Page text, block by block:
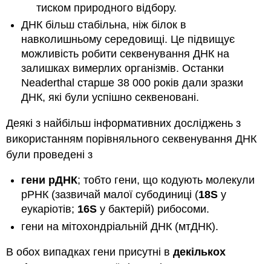
тиском природного відбору.
ДНК більш стабільна, ніж білок в
навколишньому середовищі. Це підвищує
можливість робити секвенування ДНК на
залишках вимерлих організмів. Останки
Neaderthal старше 38 000 років дали зразки
ДНК, які були успішно секвеновані.
Деякі з найбільш інформативних досліджень з
використанням порівняльного секвенування ДНК
були проведені з
гени рДНК; тобто гени, що кодують молекули
рРНК (зазвичай малої субодиниці (18S у
еукаріотів; 16S у бактерій) рибосоми.
гени на мітохондріальній ДНК (мтДНК).
В обох випадках гени присутні вдекількох